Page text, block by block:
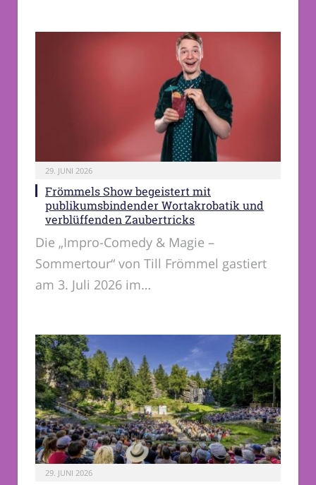
29. JUNI 2026
Frömmels Show begeistert mit
publikumsbindender Wortakrobatik und
verblüffenden Zaubertricks
Die „Impro-Comedy & Magie –
Sommertour“ von Till Frömmel gastiert
am 3. Juli 2026 im…
29. JUNI 2026